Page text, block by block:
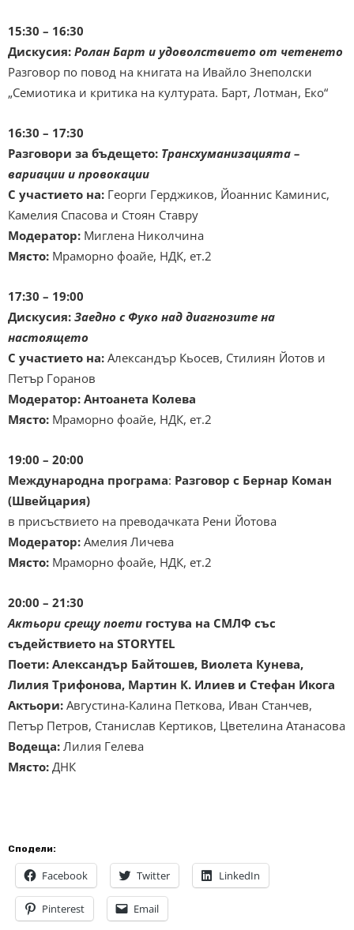
15:30 – 16:30
Дискусия: Ролан Барт и удоволствието от четенето
Разговор по повод на книгата на Ивайло Знеполски
„Семиотика и критика на културата. Барт, Лотман, Еко“
16:30 – 17:30
Разговори за бъдещето: Трансхуманизацията –
вариации и провокации
С участието на: Георги Герджиков, Йоаннис Каминис,
Камелия Спасова и Стоян Ставру
Модератор: Миглена Николчина
Място: Мраморно фоайе, НДК, ет.2
17:30 – 19:00
Дискусия: Заедно с Фуко над диагнозите на
настоящето
С участието на: Александър Кьосев, Стилиян Йотов и
Петър Горанов
Модератор: Антоанета Колева
Място: Мраморно фоайе, НДК, ет.2
19:00 – 20:00
Международна програма: Разговор с Бернар Коман
(Швейцария)
в присъствието на преводачката Рени Йотова
Модератор: Амелия Личева
Място: Мраморно фоайе, НДК, ет.2
20:00 – 21:30
Актьори срещу поети гостува на СМЛФ със
съдействието на STORYTEL
Поети: Александър Байтошев, Виолета Кунева,
Лилия Трифонова, Мартин К. Илиев и Стефан Икога
Актьори: Августина-Калина Петкова, Иван Станчев,
Петър Петров, Станислав Кертиков, Цветелина Атанасова
Водеща: Лилия Гелева
Място: ДНК
Сподели:
Facebook Twitter LinkedIn
Pinterest Email